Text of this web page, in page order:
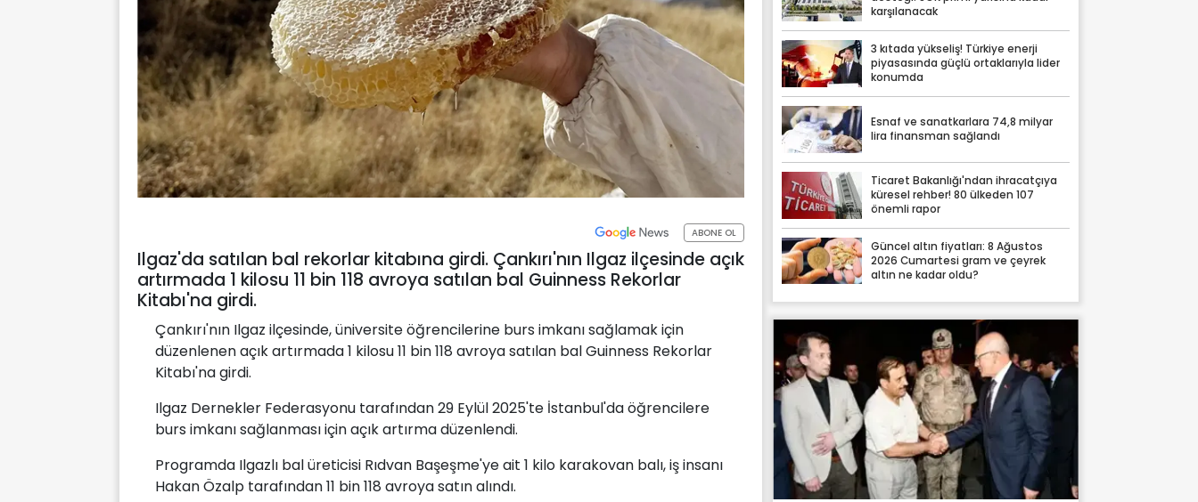
ABONE OL
Ilgaz'da satılan bal rekorlar kitabına girdi. Çankırı'nın Ilgaz ilçesinde açık
artırmada 1 kilosu 11 bin 118 avroya satılan bal Guinness Rekorlar
Kitabı'na girdi.
Çankırı'nın Ilgaz ilçesinde, üniversite öğrencilerine burs imkanı sağlamak için
düzenlenen açık artırmada 1 kilosu 11 bin 118 avroya satılan bal Guinness Rekorlar
Kitabı'na girdi.
Ilgaz Dernekler Federasyonu tarafından 29 Eylül 2025'te İstanbul'da öğrencilere
burs imkanı sağlanması için açık artırma düzenlendi.
Programda Ilgazlı bal üreticisi Rıdvan Başeşme'ye ait 1 kilo karakovan balı, iş insanı
Hakan Özalp tarafından 11 bin 118 avroya satın alındı.
karşılanacak
3 kıtada yükseliş! Türkiye enerji
piyasasında güçlü ortaklarıyla lider
konumda
Esnaf ve sanatkarlara 74,8 milyar
lira finansman sağlandı
Ticaret Bakanlığı'ndan ihracatçıya
küresel rehber! 80 ülkeden 107
önemli rapor
Güncel altın fiyatları: 8 Ağustos
2026 Cumartesi gram ve çeyrek
altın ne kadar oldu?